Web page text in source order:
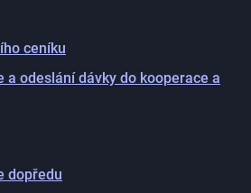
ceníku
a odeslání dávky do kooperace a
dopředu